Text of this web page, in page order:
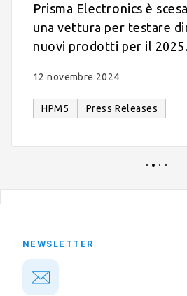
Prisma Electronics è
una vettura per testare
nuovi prodotti per il 2025.
12 novembre 2024
HPM5 Press Releases
NEWSLETTER